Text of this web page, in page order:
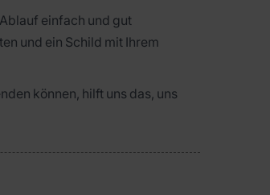
einfach und gut
und ein Schild mit Ihrem
können, hilft uns das, uns